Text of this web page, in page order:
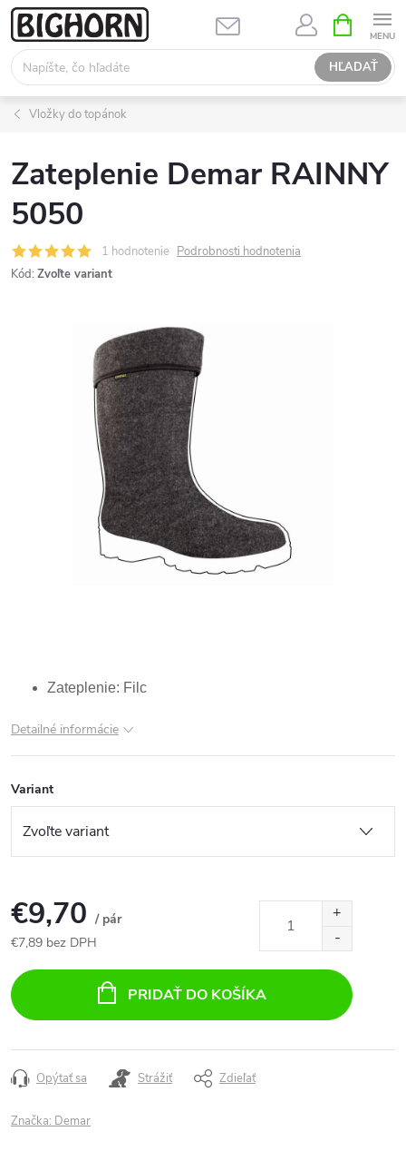
Prejsť
na
obsah
HĽADAŤ
KOŠÍK
Vložky do topánok
Zateplenie Demar RAINNY
5050
1 hodnotenie Podrobnosti hodnotenia
Kód: Zvoľte variant
Zateplenie: Filc
Detailné informácie
Variant
€9,70 / pár
€7,89 bez DPH
cena:
PRIDAŤ DO KOŠÍKA
Opýtať sa Strážiť Zdieľať
Značka: Demar